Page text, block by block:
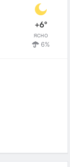
+6°
ясно
6%